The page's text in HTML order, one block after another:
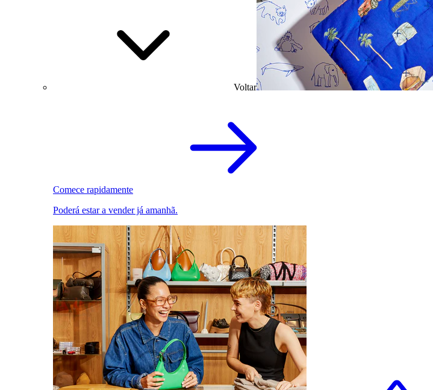
Voltar
Comece rapidamente
Poderá estar a vender já amanhã.